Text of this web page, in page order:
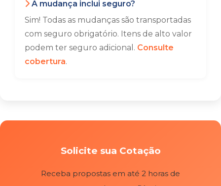
A mudança inclui seguro?
Sim! Todas as mudanças são transportadas
com seguro obrigatório. Itens de alto valor
podem ter seguro adicional. Consulte
cobertura.
Solicite sua Cotação
Receba propostas em até 2 horas de